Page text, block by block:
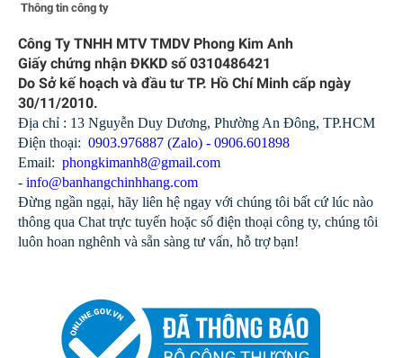
Thông tin công ty
Công Ty TNHH MTV TMDV Phong Kim Anh
Giấy chứng nhận ĐKKD số 0310486421
Do Sở kế hoạch và đầu tư TP. Hồ Chí Minh cấp ngày
30/11/2010.
Địa chỉ : 13 Nguyễn Duy Dương, Phường An Đông, TP.HCM
Điện thoại: 0903.976887 (Zalo) - 0906.601898
Email: phongkimanh8@gmail.com
- info@banhangchinhhang.com
Đừng ngần ngại, hãy liên hệ ngay với chúng tôi bất cứ lúc nào
thông qua Chat trực tuyến hoặc số điện thoại công ty, chúng tôi
luôn hoan nghênh và sẵn sàng tư vấn, hỗ trợ bạn!